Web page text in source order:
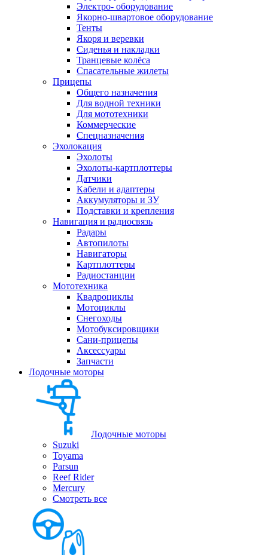
Электро- оборудование
Якорно-швартовое оборудование
Тенты
Якоря и веревки
Сиденья и накладки
Транцевые колёса
Спасательные жилеты
Прицепы
Общего назначения
Для водной техники
Для мототехники
Коммерческие
Спецназначения
Эхолокация
Эхолоты
Эхолоты-картплоттеры
Датчики
Кабели и адаптеры
Аккумуляторы и ЗУ
Подставки и крепления
Навигация и радиосвязь
Радары
Автопилоты
Навигаторы
Картплоттеры
Радиостанции
Мототехника
Квадроциклы
Мотоциклы
Снегоходы
Мотобуксировщики
Сани-прицепы
Аксессуары
Запчасти
Лодочные моторы
Лодочные моторы
Suzuki
Toyama
Parsun
Reef Rider
Mercury
Смотреть все